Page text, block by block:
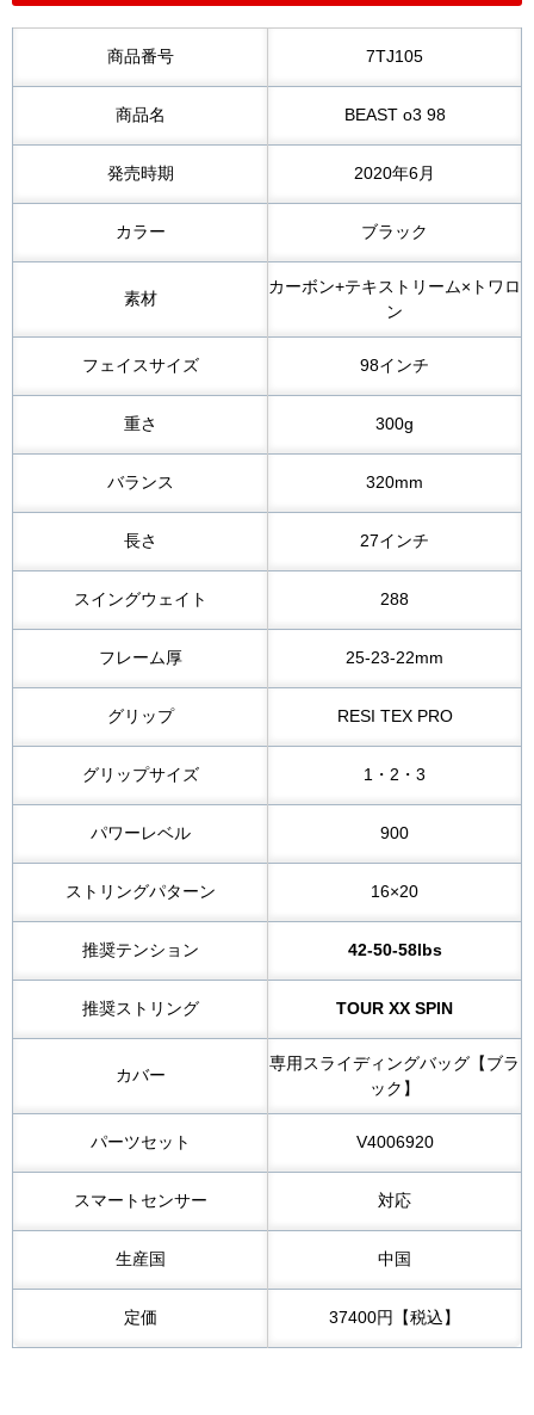
商品番号 7TJ105
商品名 BEAST o3 98
発売時期 2020年6月
カラー ブラック
素材
カーボン+テキストリーム×トワロ
ン
フェイスサイズ 98インチ
重さ 300g
バランス 320mm
長さ 27インチ
スイングウェイト 288
フレーム厚 25-23-22mm
グリップ RESI TEX PRO
グリップサイズ 1・2・3
パワーレベル 900
ストリングパターン 16×20
推奨テンション 42-50-58lbs
推奨ストリング TOUR XX SPIN
カバー
専用スライディングバッグ【ブラ
ック】
パーツセット V4006920
スマートセンサー 対応
生産国 中国
定価 37400円【税込】